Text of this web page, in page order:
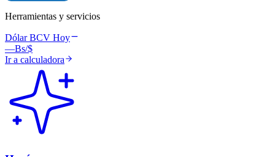
Herramientas y servicios
Dólar BCV Hoy
—Bs/$
Ir a calculadora